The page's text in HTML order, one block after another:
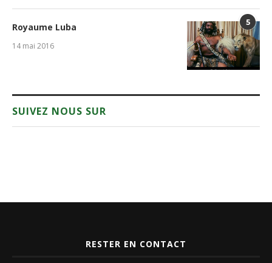
5
Royaume Luba
14 mai 2016
SUIVEZ NOUS SUR
RESTER EN CONTACT